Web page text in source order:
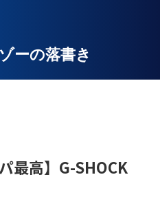
ーの落書き
最高】G-SHOCK